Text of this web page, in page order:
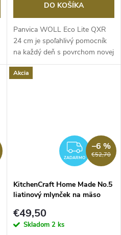
DO KOŠÍKA
Panvica WOLL Eco Lite QXR
24 cm je spoľahlivý pomocník
na každý deň s povrchom novej
generácie –...
Akcia
ZADARMO €52,70
–6 %
KitchenCraft Home Made No.5
liatinový mlynček na mäso
€49,50
Skladom 2 ks